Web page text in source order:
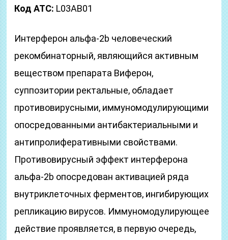
Код АТС: L03AB01
Интерферон альфа-2b человеческий
рекомбинаторный, являющийся активным
веществом препарата Виферон,
суппозитории ректальные, обладает
противовирусными, иммуномодулирующими
опосредованными антибактериальными и
антипролиферативными свойствами.
Противовирусный эффект интерферона
альфа-2b опосредован активацией ряда
внутриклеточных ферментов, ингибирующих
репликацию вирусов. Иммуномодулирующее
действие проявляется, в первую очередь,